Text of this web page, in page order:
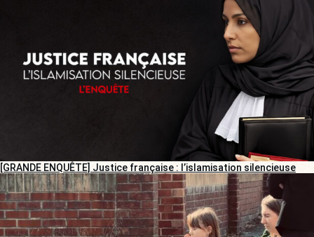
[GRANDE ENQUÊTE] Justice française : l’islamisation silencieuse